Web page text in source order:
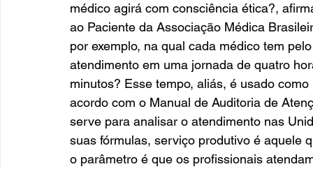
médico agirá com consciência ética?,
ao Paciente da Associação Médica
por exemplo, na qual cada médico tem
atendimento em uma jornada de quatro
minutos? Esse tempo, aliás, é usado
acordo com o Manual de Auditoria de
serve para analisar o atendimento nas
suas fórmulas, serviço produtivo é aquele
o parâmetro é que os profissionais